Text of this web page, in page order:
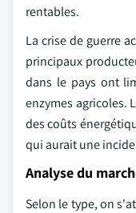
rentables.
La crise de guerre
principaux
dans le pays ont
enzymes agricoles.
des coûts
qui aurait une
Analyse du
Selon le type, on